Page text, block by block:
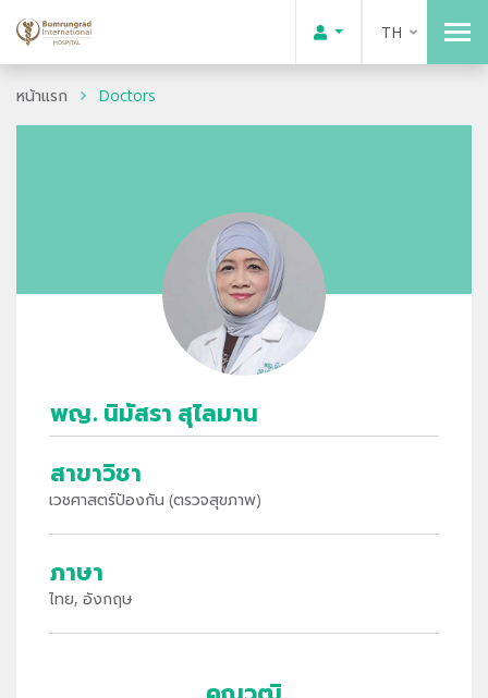
TH
หน้าแรก Doctors
พญ. นิมัสรา สุไลมาน
สาขาวิชา
เวชศาสตร์ป้องกัน (ตรวจสุขภาพ)
ภาษา
ไทย, อังกฤษ